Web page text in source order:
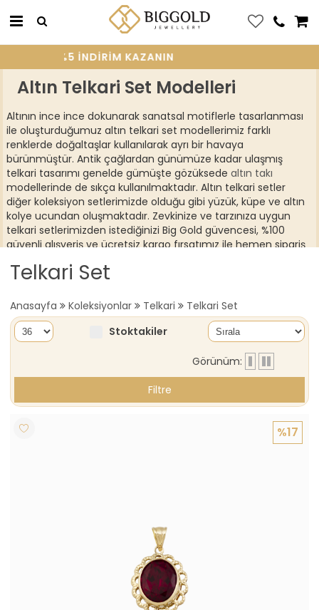
%5 INDIRIM KAZANIN
Altın Telkari Set Modelleri
Altının ince ince dokunarak sanatsal motiflerle tasarlanması
ile oluşturduğumuz altın telkari set modellerimiz farklı
renklerde doğaltaşlar kullanılarak ayrı bir havaya
bürünmüştür. Antik çağlardan günümüze kadar ulaşmış
telkari tasarımı genelde gümüşte gözüksedealtın takı
modellerinde de sıkça kullanılmaktadır. Altın telkari setler
diğer koleksiyon setlerimizde olduğu gibi yüzük, küpe ve altın
kolye ucundan oluşmaktadır. Zevkinize ve tarzınıza uygun
telkari setlerimizden istediğinizi Big Gold güvencesi, %100
güvenli alışveriş ve ücretsiz kargo fırsatımız ile hemen sipariş
Telkari Set
Anasayfa Koleksiyonlar Telkari
Telkari Set
Stoktakiler
Görünüm:
Filtre
%17